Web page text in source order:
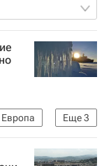
Еще3
Европа
Министерство природных ресурсов и экологии РФ (Минприроды России)